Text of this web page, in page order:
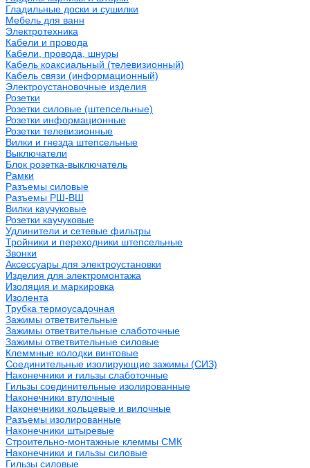
Гладильные доски и сушилки
Мебель для ванн
Электротехника
Кабели и провода
Кабели, провода, шнуры
Кабель коаксиальный (телевизионный)
Кабель связи (информационный)
Электроустановочные изделия
Розетки
Розетки силовые (штепсельные)
Розетки информационные
Розетки телевизионные
Вилки и гнезда штепсельные
Выключатели
Блок розетка-выключатель
Рамки
Разъемы силовые
Разъемы РШ-ВШ
Вилки каучуковые
Розетки каучуковые
Удлинители и сетевые фильтры
Тройники и переходники штепсельные
Звонки
Аксессуары для электроустановки
Изделия для электромонтажа
Изоляция и маркировка
Изолента
Трубка термоусадочная
Зажимы ответвительные
Зажимы ответвительные слаботочные
Зажимы ответвительные силовые
Клеммные колодки винтовые
Соединительные изолирующие зажимы (СИЗ)
Наконечники и гильзы слаботочные
Гильзы соединительные изолированные
Наконечники втулочные
Наконечники кольцевые и вилочные
Разъемы изолированные
Наконечники штыревые
Строительно-монтажные клеммы СМК
Наконечники и гильзы силовые
Гильзы силовые